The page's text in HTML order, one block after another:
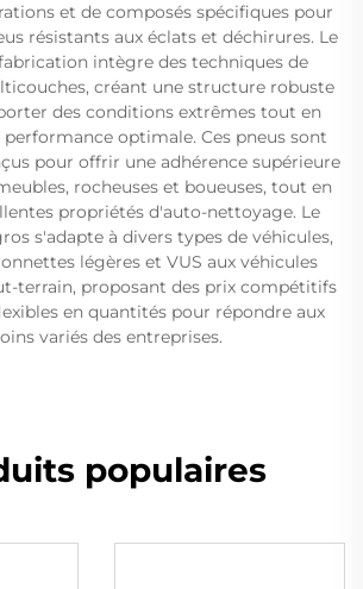
et de composés spécifiques pour
résistants aux éclats et déchirures. Le
intègre des techniques de
créant une structure robuste
des conditions extrêmes tout en
optimale. Ces pneus sont
pour offrir une adhérence supérieure
rocheuses et boueuses, tout en
propriétés d'auto-nettoyage. Le
s'adapte à divers types de véhicules,
légères et VUS aux véhicules
terrain, proposant des prix compétitifs
en quantités pour répondre aux
variés des entreprises.
populaires